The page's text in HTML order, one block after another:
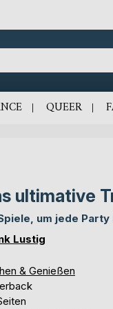
QUEER
ultimative
um jede
Lustig
& Genießen